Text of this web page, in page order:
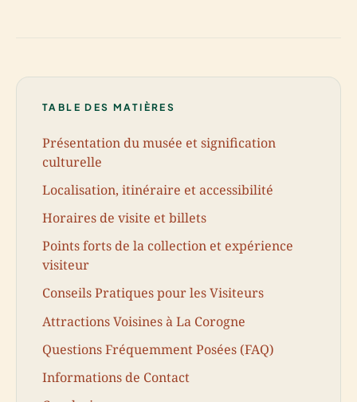
TABLE DES MATIÈRES
Présentation du musée et signification
culturelle
Localisation, itinéraire et accessibilité
Horaires de visite et billets
Points forts de la collection et expérience
visiteur
Conseils Pratiques pour les Visiteurs
Attractions Voisines à La Corogne
Questions Fréquemment Posées (FAQ)
Informations de Contact